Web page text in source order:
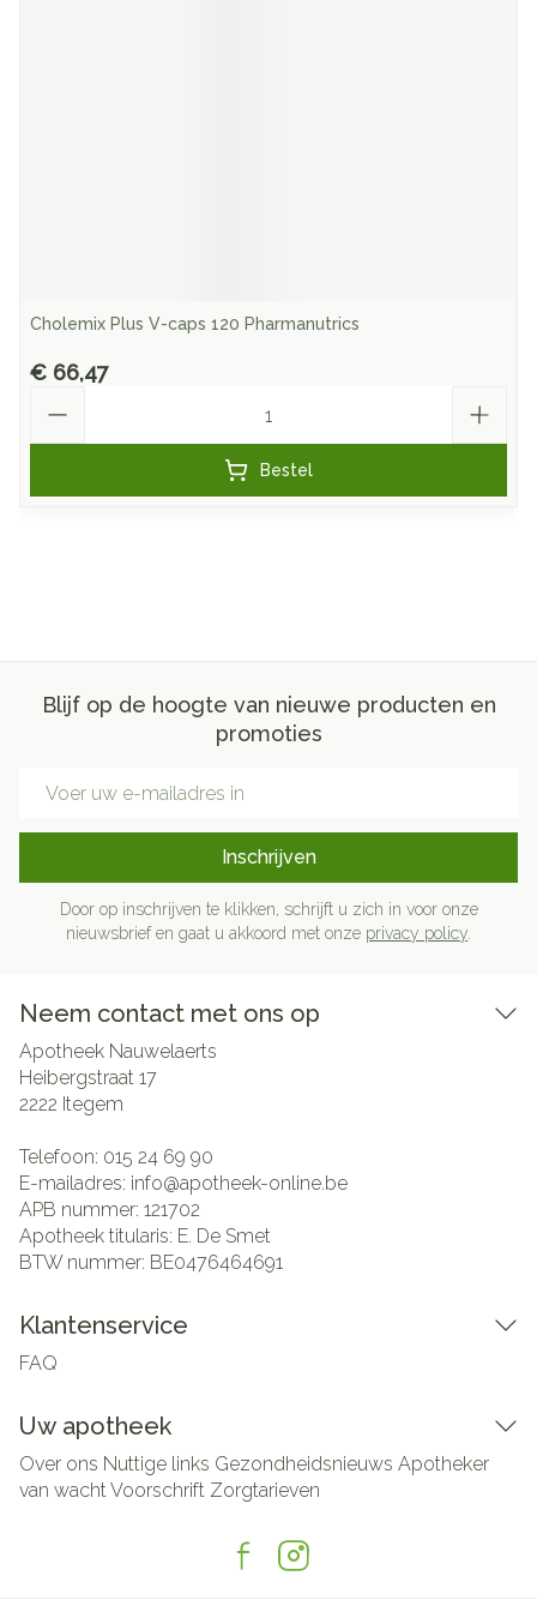
Cholemix Plus V-caps 120 Pharmanutrics
€ 66,47
Bestel
Blijf op de hoogte van nieuwe producten en
promoties
Inschrijven
Door op inschrijven te klikken, schrijft u zich in voor onze
nieuwsbrief en gaat u akkoord met onze privacy policy
Neem contact met ons op
Apotheek Nauwelaerts
Heibergstraat 17
2222 Itegem
Telefoon: 015 24 69 90
E-mailadres: info@apotheek-online.be
APB nummer: 121702
Apotheek titularis: E. De Smet
BTW nummer: BE0476464691
Klantenservice
FAQ
Uw apotheek
Over ons Nuttige links Gezondheidsnieuws Apotheker
van wachtVoorschrift Zorgtarieven